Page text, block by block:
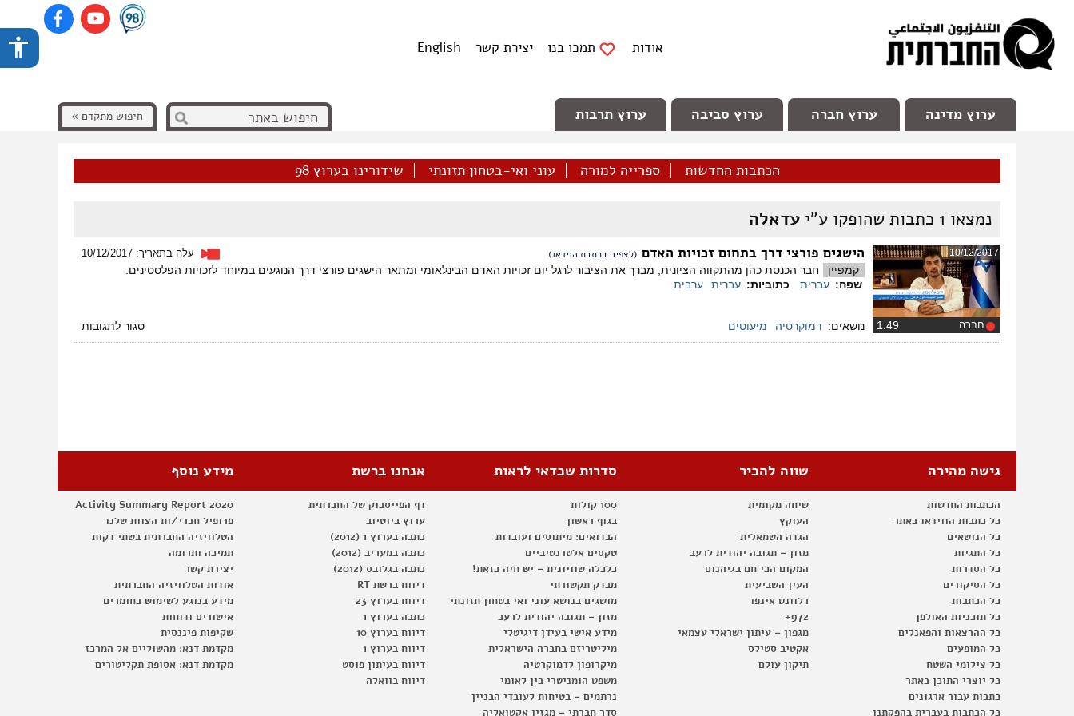
אודות תמכו בנו יצירת קשר English
ערוץ מדינה ערוץ חברה ערוץ סביבה ערוץ תרבות חיפוש מתקדם »
הכתבות החדשות ספרייה למורה עוני ואי-בטחון תזונתי שידורינו בערוץ 98
נמצאו 1 כתבות שהופקו ע"י עדאלה
10/12/2017
חברה
הישגים פורצי דרך בתחום זכויות האדם (לצפיה בכתבת הוידאו) עלה בתאריך: 10/12/2017
קמפיין
חבר הכנסת כהן מהתקווה הציונית, מברך את הציבור לרגל יום זכויות האדם הבינלאומי ומתאר הישגים פורצי דרך הנוגעים במיוחד לזכויות הפלסטינים.
שפה: עברית כתוביות: עברית ערבית
נושאים: דמוקרטיה מיעוטים סגור לתגובותעל
הישגים
גישה מהירה
הכתבות החדשות
כל כתבות הווידאו באתר
כל הנושאים
כל התגיות
כל הסדרות
כל הסיקורים
כל הכתבות
כל תוכניות האולפן
כל ההרצאות והפאנלים
כל המופעים
כל צילומי השטח
כל יוצרי התוכן באתר
כתבות עבור ארגונים
כל הכתבות בעברית בהפקתנו
שווה להכיר
שיחה מקומית
העוקץ
הגדה השמאלית
מזון – תגובה יהודית לרעב
המקום הכי חם בגיהנום
העין השביעית
רלוונט אינפו
972+
מגפון – עיתון ישראלי עצמאי
אקטיב סטילס
תיקון עולם
סדרות שכדאי לראות
100 קולות
בגוף ראשון
הבדואים: מיתוסים ועובדות
טקסים אלטרנטיביים
כלכלה שוויונית – יש חיה כזאת!
מבדק תקשורתי
מושגים בנושא עוני ואי בטחון תזונתי
מזון – תגובה יהודית לרעב
מידע אישי בעידן דיגיטלי
מיליטריזם בחברה הישראלית
מיקרופון לדמוקרטיה
משפט הומניטרי בין לאומי
נרתמים – בטיחות לעובדי הבניין
סדר חברתי – מגזין אקטואליה
אנחנו ברשת
דף הפייסבוק של החברתית
ערוץ ביוטיוב
כתבה בערוץ 1 (2012)
כתבה במעריב (2012)
כתבה בגלובס (2012)
דיווח ברשת RT
דיווח בערוץ 23
כתבה בערוץ 1
דיווח בערוץ 10
דיווח בערוץ 1
דיווח בעיתון פוסט
דיווח בוואלה
מידע נוסף
Activity Summary Report 2020
פרופיל חברי/ות הצוות שלנו
הטלוויזיה החברתית בשתי דקות
תמיכה ותרומה
יצירת קשר
אודות הטלוויזיה החברתית
מידע בנוגע לשימוש בחומרים
אישורים ודוחות
שקיפות פיננסית
מקדמת דנא: מהשוליים אל המרכז
מקדמת דנא: אסופת תקליטורים